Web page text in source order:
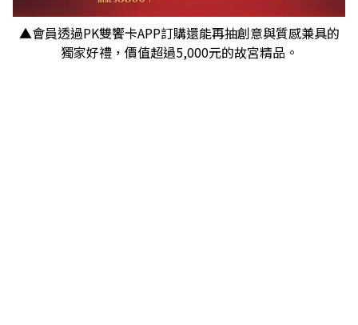
▲會員透過PK雙饗卡APP訂購還能再抽創意與質感兼具的
獨家好禮，價值超過5,000元的故宮精品。